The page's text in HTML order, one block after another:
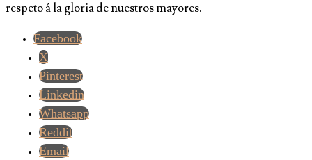
respeto á la gloria de nuestros mayores.
Facebook
X
Pinterest
Linkedin
Whatsapp
Reddit
Email